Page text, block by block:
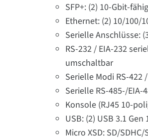
SFP+: (2) 10-Gbit-
Ethernet: (2) 10/100/
Serielle Anschlüsse:
RS-232 / EIA-232
umschaltbar
Serielle Modi RS-422
Serielle RS-485-/
Konsole (RJ45 10-
USB: (2) USB 3.1 Gen
Micro XSD: SD/